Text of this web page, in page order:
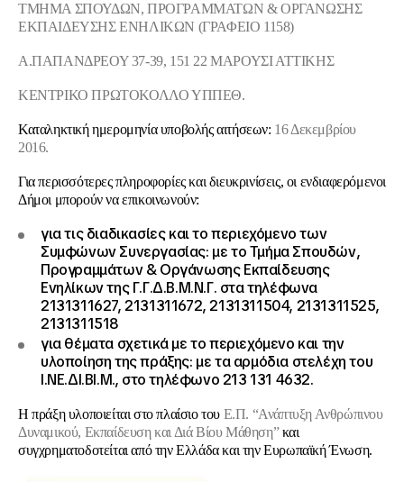
ΤΜΗΜΑ ΣΠΟΥΔΩΝ, ΠΡΟΓΡΑΜΜΑΤΩΝ & ΟΡΓΑΝΩΣΗΣ
ΕΚΠΑΙΔΕΥΣΗΣ ΕΝΗΛΙΚΩΝ (ΓΡΑΦΕΙΟ 1158)
Α.ΠΑΠΑΝΔΡΕΟΥ 37-39, 151 22 ΜΑΡΟΥΣΙ ΑΤΤΙΚΗΣ
ΚΕΝΤΡΙΚΟ ΠΡΩΤΟΚΟΛΛΟ ΥΠΠΕΘ.
Καταληκτική ημερομηνία υποβολής αιτήσεων: 16 Δεκεμβρίου
2016.
Για περισσότερες πληροφορίες και διευκρινίσεις, οι ενδιαφερόμενοι
Δήμοι μπορούν να επικοινωνούν:
για τις διαδικασίες και το περιεχόμενο των
Συμφώνων Συνεργασίας: με το Τμήμα Σπουδών,
Προγραμμάτων & Οργάνωσης Εκπαίδευσης
Ενηλίκων της Γ.Γ.Δ.Β.Μ.Ν.Γ. στα τηλέφωνα
2131311627, 2131311672, 2131311504, 2131311525,
2131311518
για θέματα σχετικά με το περιεχόμενο και την
υλοποίηση της πράξης: με τα αρμόδια στελέχη του
Ι.ΝΕ.ΔΙ.ΒΙ.Μ., στο τηλέφωνο 213 131 4632.
Η πράξη υλοποιείται στο πλαίσιο του Ε.Π. “Ανάπτυξη Ανθρώπινου
Δυναμικού, Εκπαίδευση και Διά Βίου Μάθηση”και
συγχρηματοδοτείται από την Ελλάδα και την Ευρωπαϊκή Ένωση.